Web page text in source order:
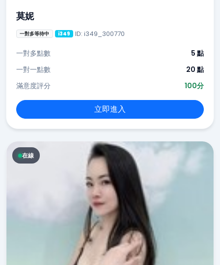
莫妮
一對多等待中 i349 ID: i349_300770
一對多點數
5 點
一對一點數
20 點
滿意度評分
100分
立即進入
在線